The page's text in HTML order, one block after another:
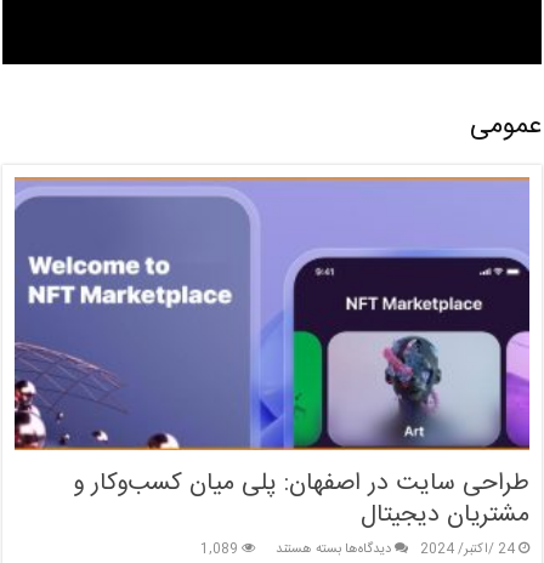
عمومی
طراحی سایت در اصفهان: پلی میان کسب‌وکار و
مشتریان دیجیتال
24 /اکتبر/ 2024 دیدگاه‌هابرای
بسته هستند 1,089